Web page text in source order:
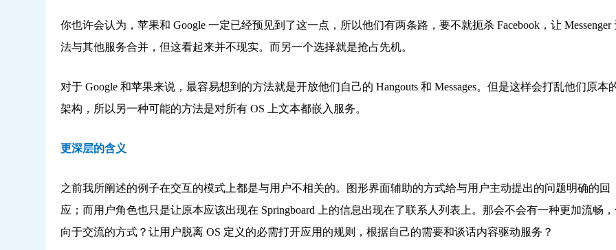
你也许会认为，苹果和 Google 一定已经预见到了这一点，所以他们有两条路，要不就扼杀 Facebook，让 Messenger
法与其他服务合并，但这看起来并不现实。而另一个选择就是抢占先机。
对于 Google 和苹果来说，最容易想到的方法就是开放他们自己的 Hangouts 和 Messages。但是这样会打乱他们原本
架构，所以另一种可能的方法是对所有 OS 上文本都嵌入服务。
更深层的含义
之前我所阐述的例子在交互的模式上都是与用户不相关的。图形界面辅助的方式给与用户主动提出的问题明确的回
应；而用户角色也只是让原本应该出现在 Springboard 上的信息出现在了联系人列表上。那会不会有一种更加流畅
向于交流的方式？让用户脱离 OS 定义的必需打开应用的规则，根据自己的需要和谈话内容驱动服务？